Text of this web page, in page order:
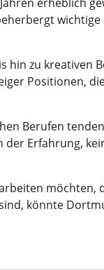
hin zu kreativen
Positionen,
Berufen
der Erfahrung,
möchten,
könnte